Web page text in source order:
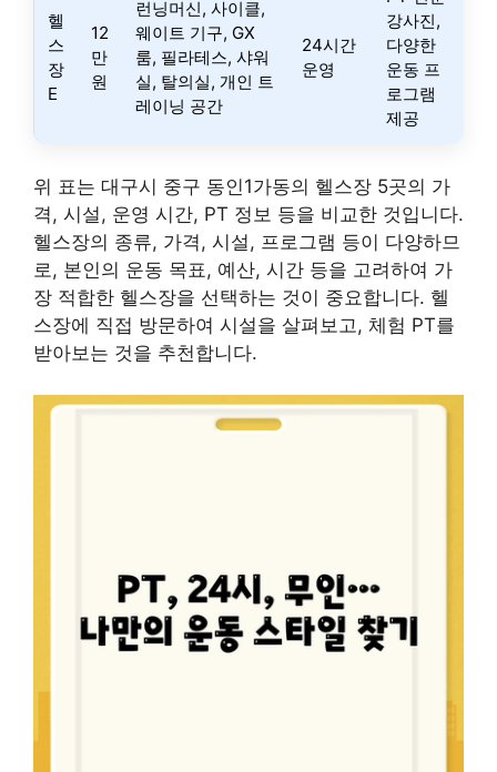
헬
스
장
E
12
만
원
런닝머신, 사이클,
웨이트 기구, GX
룸, 필라테스, 샤워
실, 탈의실, 개인 트
레이닝 공간
24시간
운영
강사진,
다양한
운동 프
로그램
제공
위 표는 대구시 중구 동인1가동의 헬스장 5곳의 가
격, 시설, 운영 시간, PT 정보 등을 비교한 것입니다.
헬스장의 종류, 가격, 시설, 프로그램 등이 다양하므
로, 본인의 운동 목표, 예산, 시간 등을 고려하여 가
장 적합한 헬스장을 선택하는 것이 중요합니다. 헬
스장에 직접 방문하여 시설을 살펴보고, 체험 PT를
받아보는 것을 추천합니다.